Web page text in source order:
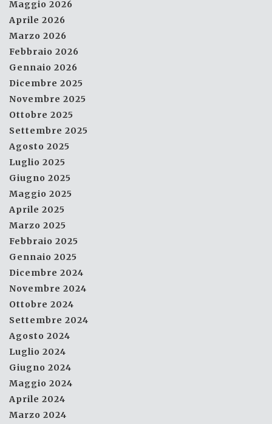
Maggio 2026
Aprile 2026
Marzo 2026
Febbraio 2026
Gennaio 2026
Dicembre 2025
Novembre 2025
Ottobre 2025
Settembre 2025
Agosto 2025
Luglio 2025
Giugno 2025
Maggio 2025
Aprile 2025
Marzo 2025
Febbraio 2025
Gennaio 2025
Dicembre 2024
Novembre 2024
Ottobre 2024
Settembre 2024
Agosto 2024
Luglio 2024
Giugno 2024
Maggio 2024
Aprile 2024
Marzo 2024